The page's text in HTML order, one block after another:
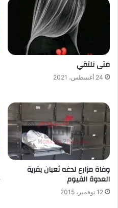
متى نلتقي
24 أغسطس، 2021
وفاة مزارع لدغه ثعبان بقرية
العدوة الفيوم
12 نوفمبر، 2015